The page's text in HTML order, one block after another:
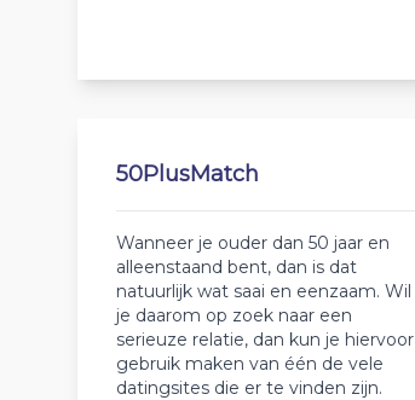
50PlusMatch
Wanneer je ouder dan 50 jaar en
alleenstaand bent, dan is dat
natuurlijk wat saai en eenzaam. Wil
je daarom op zoek naar een
serieuze relatie, dan kun je hiervoor
gebruik maken van één de vele
datingsites die er te vinden zijn.